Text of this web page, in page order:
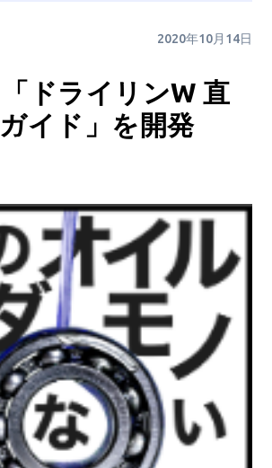
2020年10月14日
ドライリンW 直
イド」を開発